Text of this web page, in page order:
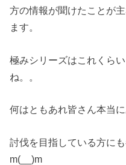
方の情報が聞けたことが
ます。
極みシリーズはこれくら
ね。。
何はともあれ皆さん本当
討伐を目指している方に
m(__)m